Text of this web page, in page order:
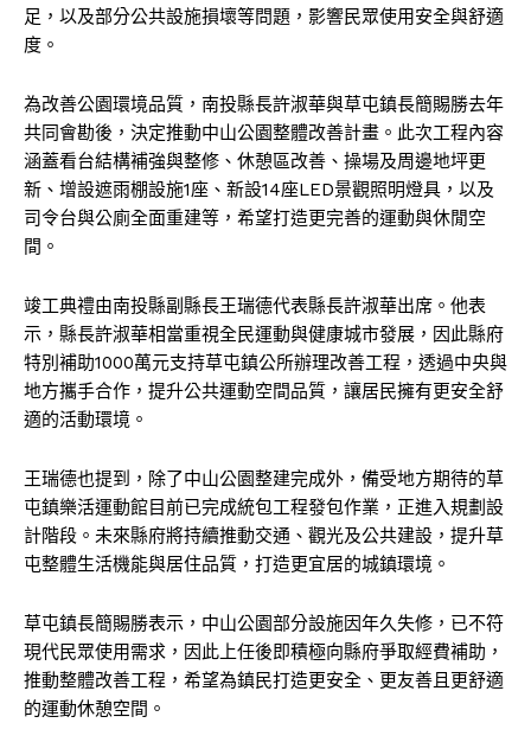
足，以及部分公共設施損壞等問題，影響民眾使用安全與舒適
度。
為改善公園環境品質，南投縣長許淑華與草屯鎮長簡賜勝去年
共同會勘後，決定推動中山公園整體改善計畫。此次工程內容
涵蓋看台結構補強與整修、休憩區改善、操場及周邊地坪更
新、增設遮雨棚設施1座、新設14座LED景觀照明燈具，以及
司令台與公廁全面重建等，希望打造更完善的運動與休閒空
間。
竣工典禮由南投縣副縣長王瑞德代表縣長許淑華出席。他表
示，縣長許淑華相當重視全民運動與健康城市發展，因此縣府
特別補助1000萬元支持草屯鎮公所辦理改善工程，透過中央與
地方攜手合作，提升公共運動空間品質，讓居民擁有更安全舒
適的活動環境。
王瑞德也提到，除了中山公園整建完成外，備受地方期待的草
屯鎮樂活運動館目前已完成統包工程發包作業，正進入規劃設
計階段。未來縣府將持續推動交通、觀光及公共建設，提升草
屯整體生活機能與居住品質，打造更宜居的城鎮環境。
草屯鎮長簡賜勝表示，中山公園部分設施因年久失修，已不符
現代民眾使用需求，因此上任後即積極向縣府爭取經費補助，
推動整體改善工程，希望為鎮民打造更安全、更友善且更舒適
的運動休憩空間。